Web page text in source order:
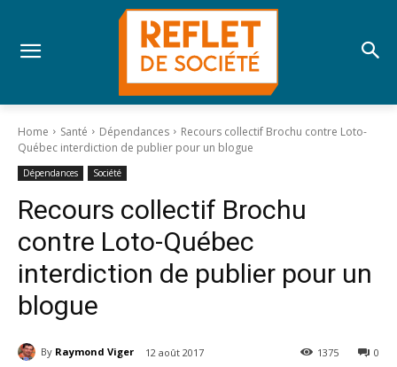
Home Santé Dépendances
Recours collectif Brochu contre Loto-
Québec interdiction de publier pour un blogue
Dépendances Société
Recours collectif Brochu
contre Loto-Québec
interdiction de publier pour un
blogue
By Raymond Viger 12 août 2017 0
1375